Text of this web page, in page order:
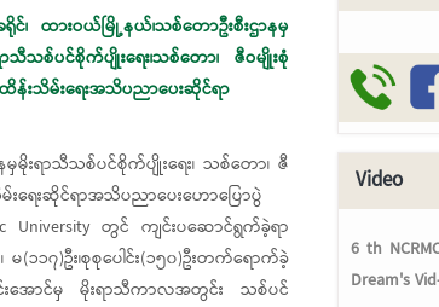
င်၊ ထားဝယ်မြို့နယ်၊သစ်တောဦးစီးဌာနမှ
သစ်ပင်စိုက်ပျိုးရေး၊သစ်တော၊ ဇီဝမျိုးစုံ
န်းသိမ်းရေးအသိပညာပေးဆိုင်ရာ
မိုးရာသီသစ်ပင်စိုက်ပျိုးရေး၊ သစ်တော၊ ဇီ
းရေးဆိုင်ရာအသိပညာပေးဟောပြောပွဲ
University တွင် ကျင်းပဆောင်ရွက်ခဲ့ရာ
မ(၁၁၇)ဦး၊စုစုပေါင်း(၁၅၀)ဦးတက်ရောက်ခဲ့
င်းအောင်မှ မိုးရာသီကာလအတွင်း သစ်ပင်
Video
6 th
Dream's